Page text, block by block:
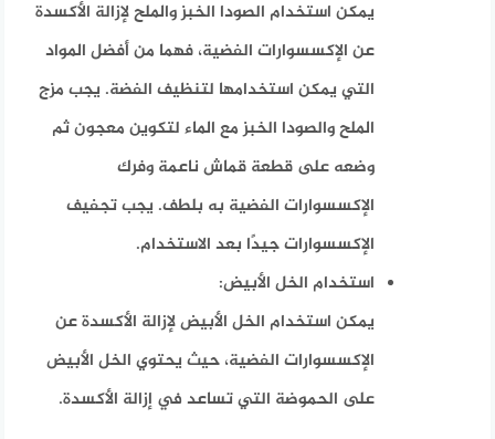
يمكن استخدام الصودا الخبز والملح لإزالة الأكسدة
عن الإكسسوارات الفضية، فهما من أفضل المواد
التي يمكن استخدامها لتنظيف الفضة. يجب مزج
الملح والصودا الخبز مع الماء لتكوين معجون ثم
وضعه على قطعة قماش ناعمة وفرك
الإكسسوارات الفضية به بلطف. يجب تجفيف
الإكسسوارات جيدًا بعد الاستخدام.
استخدام الخل الأبيض:
يمكن استخدام الخل الأبيض لإزالة الأكسدة عن
الإكسسوارات الفضية، حيث يحتوي الخل الأبيض
على الحموضة التي تساعد في إزالة الأكسدة.